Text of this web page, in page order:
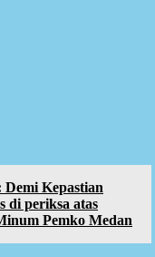
Kepastian
di periksa atas
Pemko Medan